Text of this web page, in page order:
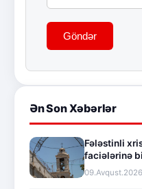
Göndər
Ən Son Xəbərlər
Fələstinli
faciələrinə